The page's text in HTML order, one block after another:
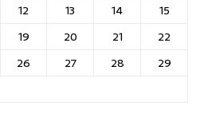
12 13 14
15
19 20 21
22
26 27 28
29